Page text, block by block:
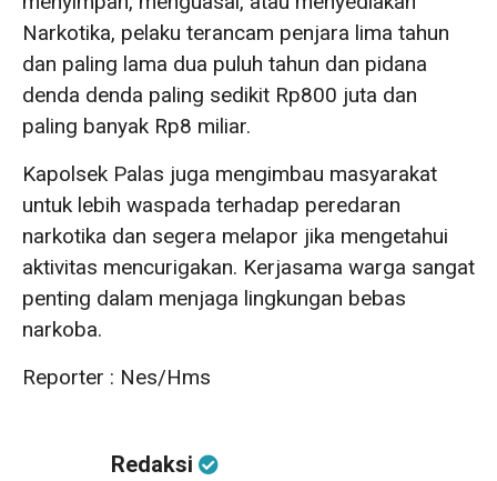
Narkotika, pelaku terancam penjara lima tahun
dan paling lama dua puluh tahun dan pidana
denda denda paling sedikit Rp800 juta dan
paling banyak Rp8 miliar.
Kapolsek Palas juga mengimbau masyarakat
untuk lebih waspada terhadap peredaran
narkotika dan segera melapor jika mengetahui
aktivitas mencurigakan. Kerjasama warga sangat
penting dalam menjaga lingkungan bebas
narkoba.
Reporter : Nes/Hms
Redaksi